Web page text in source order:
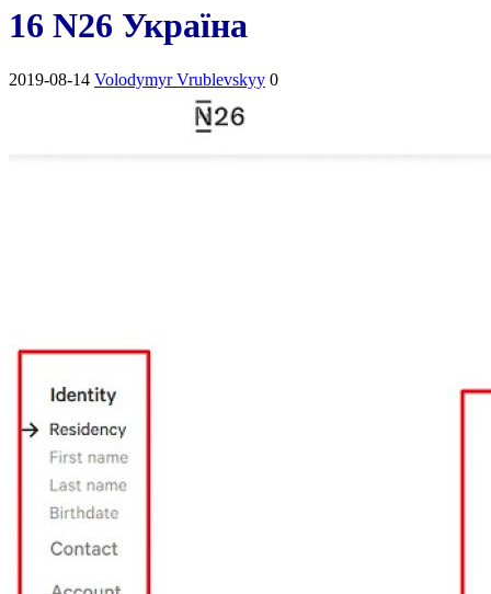
16 N26 Україна
2019-08-14 Volodymyr Vrublevskyy 0